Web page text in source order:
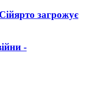
загрожує
-